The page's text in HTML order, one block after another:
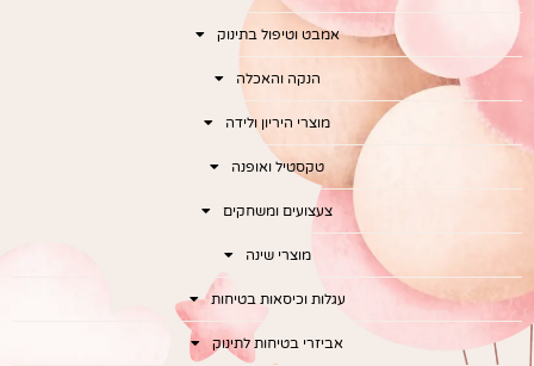
אמבט וטיפול בתינוק
הנקה והאכלה
מוצרי היריון ולידה
טקסטיל ואופנה
צעצועים ומשחקים
מוצרי שינה
עגלות וכיסאות בטיחות
אביזרי בטיחות לתינוק